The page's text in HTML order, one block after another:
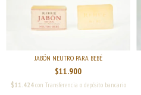
JABÓN NEUTRO PARA BEBÉ
$11.900
$11.424con Transferencia o depósito bancario